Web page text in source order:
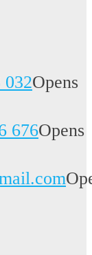
032Opens
676Opens